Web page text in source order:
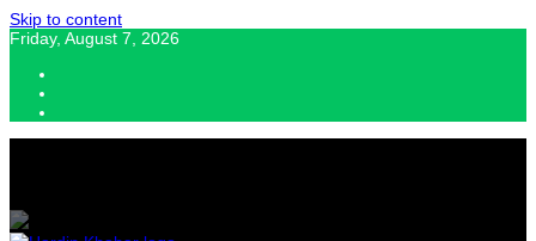
Skip to content
Friday, August 7, 2026